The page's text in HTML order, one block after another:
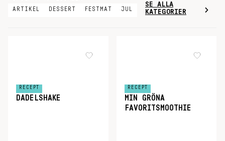
ARTIKEL DESSERT FESTMAT JUL
SE ALLA
KATEGORIER
RECEPT
DADELSHAKE
RECEPT
MIN GRÖNA
FAVORITSMOOTHIE